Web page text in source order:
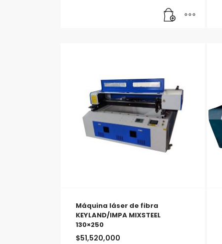
Máquina láser de fibra
KEYLAND/IMPA MIXSTEEL
130×250
$51,520,000